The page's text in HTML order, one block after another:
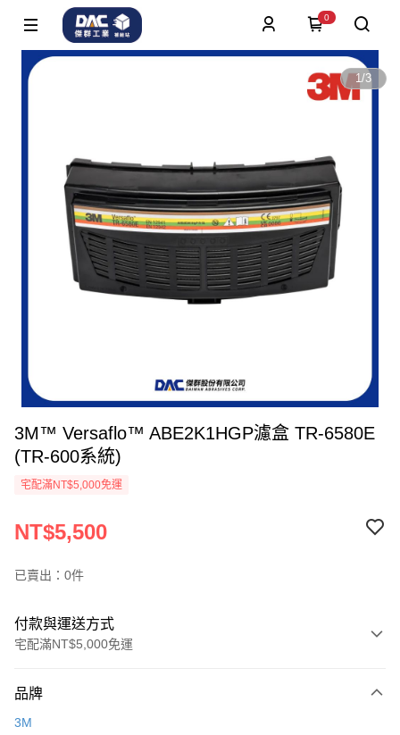
0
1/3
3M™ Versaflo™ ABE2K1HGP濾盒 TR-6580E
(TR-600系統)
宅配滿NT$5,000免運
NT$5,500
已賣出：0件
付款與運送方式
宅配滿NT$5,000免運
信用卡一次付款
品牌
3M